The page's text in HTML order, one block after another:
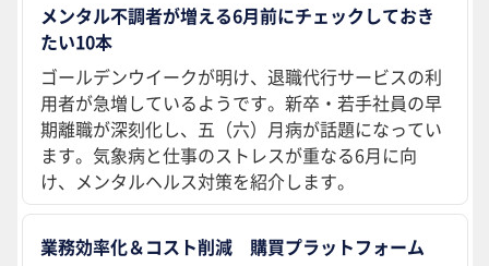
メンタル不調者が増える6月前にチェックしておき
たい10本
ゴールデンウイークが明け、退職代行サービスの利
用者が急増しているようです。新卒・若手社員の早
期離職が深刻化し、五（六）月病が話題になってい
ます。気象病と仕事のストレスが重なる6月に向
け、メンタルヘルス対策を紹介します。
業務効率化＆コスト削減 購買プラットフォーム